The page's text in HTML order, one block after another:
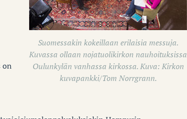
Suomessakin kokeillaan erilaisia messuja.
Kuvassa ollaan nojatuolikirkon nauhoituksissa
Oulunkylän vanhassa kirkossa. Kuva: Kirkon
kuvapankki/Tom Norrgrann.
on